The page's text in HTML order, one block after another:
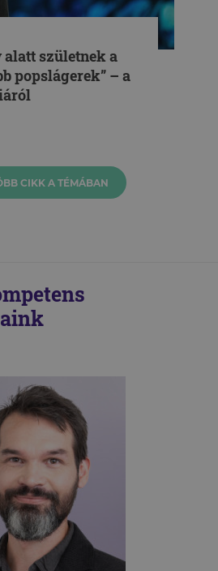
alatt születnek a
popslágerek” – a
CIKK A TÉMÁBAN